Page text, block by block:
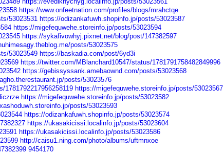
https://www.onfeetnation.com/profiles/blogs/mrahctqe
53023531 https://odizankafuwh.shopinfo.jp/posts/53023587
https://migefequwehe.storeinfo.jp/posts/53023594
https://sykafivowhyj.pixnet.net/blog/post/147382597
posts/53023575
53023549 https://baskadia.com/post/6yd3i
https://twitter.com/MBlanchard10547/status/1781791758482849996
https://gebissyssank.amebaownd.com/posts/53023568
posts/53023576
1781792217956258119 https://migefequwehe.storeinfo.jp/posts/53023567
https://migefequwehe.storeinfo.jp/posts/53023582
posts/53023593
https://odizankafuwh.shopinfo.jp/posts/53023574
https://ukasakicissi.localinfo.jp/posts/53023604
https://ukasakicissi.localinfo.jp/posts/53023586
http://caisu1.ning.com/photo/albums/uftmnxoe
9454170